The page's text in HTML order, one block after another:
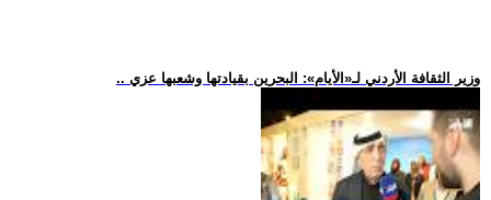
.. وزير الثقافة الأردني لـ«الأيام»: البحرين بقيادتها وشعبها عزي